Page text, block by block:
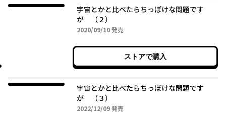
宇宙とかと比べたらちっぽけな問題です
が （２）
2020/09/102020年09月10日
発売
ストアで購入
宇宙とかと比べたらちっぽけな問題です
が （３）
2022/12/092022年12月09日
発売